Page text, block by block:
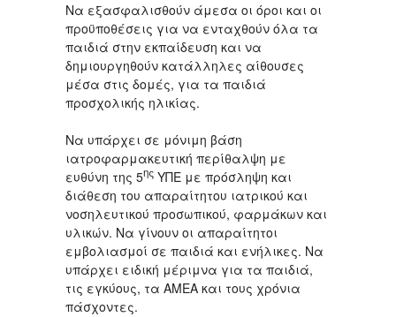
Να εξασφαλισθούν άμεσα οι όροι και οι
προϋποθέσεις για να ενταχθούν όλα τα
παιδιά στην εκπαίδευση και να
δημιουργηθούν κατάλληλες αίθουσες
μέσα στις δομές, για τα παιδιά
προσχολικής ηλικίας.
Να υπάρχει σε μόνιμη βάση
ιατροφαρμακευτική περίθαλψη με
ευθύνη της 5ης ΥΠΕ με πρόσληψη και
διάθεση του απαραίτητου ιατρικού και
νοσηλευτικού προσωπικού, φαρμάκων και
υλικών. Να γίνουν οι απαραίτητοι
εμβολιασμοί σε παιδιά και ενήλικες. Να
υπάρχει ειδική μέριμνα για τα παιδιά,
τις εγκύους, τα ΑΜΕΑ και τους χρόνια
πάσχοντες.